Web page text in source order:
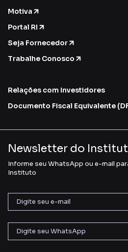
Motiva
Portal RI
Seja Fornecedor
Trabalhe Conosco
Relações com Investidores
Documento Fiscal Equivalente
Newsletter do
Informe seu WhatsApp ou e-mail
Instituto